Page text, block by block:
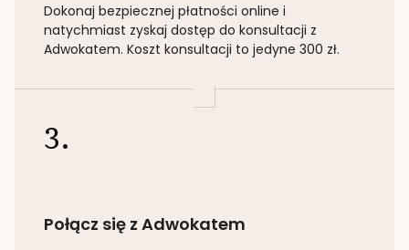
Dokonaj bezpiecznej płatności online i
natychmiast zyskaj dostęp do konsultacji z
Adwokatem. Koszt konsultacji to jedyne 300 zł.
3.
Połącz się z Adwokatem